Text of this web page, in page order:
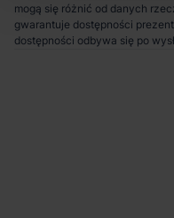
mogą się różnić od danych
gwarantuje dostępności
dostępności odbywa się po